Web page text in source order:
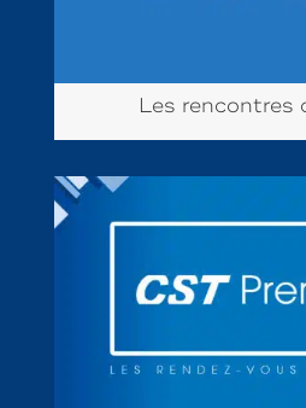
Les rencontres